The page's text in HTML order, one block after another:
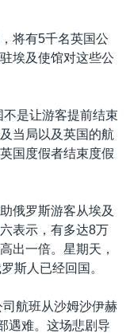
将有5千名英国公
埃及使馆对这些公
是让游客提前结束
当局以及英国的航
国度假者结束度假
俄罗斯游客从埃及
表示，有多达8万
出一倍。星期天，
斯人已经回国。
航班从沙姆沙伊赫
遇难。这场悲剧导